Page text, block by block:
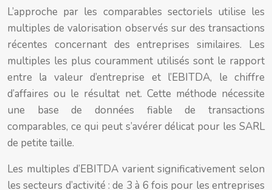
L’approche par les comparables sectoriels utilise les
multiples de valorisation observés sur des transactions
récentes concernant des entreprises similaires. Les
multiples les plus couramment utilisés sont le rapport
entre la valeur d’entreprise et l’EBITDA, le chiffre
d’affaires ou le résultat net. Cette méthode nécessite
une base de données fiable de transactions
comparables, ce qui peut s’avérer délicat pour les SARL
de petite taille.
Les multiples d’EBITDA varient significativement selon
les secteurs d’activité : de 3 à 6 fois pour les entreprises